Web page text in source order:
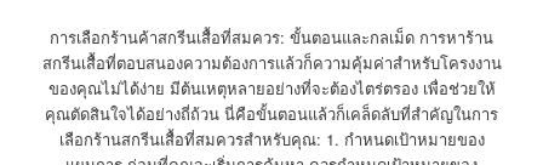
การเลือกร้านค้าสกรีนเสื้อที่สมควร: ขั้นตอนและกลเม็ด การหาร้าน
สกรีนเสื้อที่ตอบสนองความต้องการแล้วก็ความคุ้มค่าสำหรับโครงงาน
ของคุณไม่ได้ง่าย มีต้นเหตุหลายอย่างที่จะต้องไตร่ตรอง เพื่อช่วยให้
คุณตัดสินใจได้อย่างถี่ถ้วน นี่คือขั้นตอนแล้วก็เคล็ดลับที่สำคัญในการ
เลือกร้านสกรีนเสื้อที่สมควรสำหรับคุณ: 1. กำหนดเป้าหมายของ